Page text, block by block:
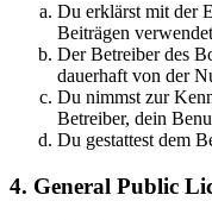
Du erklärst mit der
Beiträgen
Der Betreiber des
dauerhaft von der
Du nimmst zur
Betreiber, dein
Du gestattest dem
4. General Public